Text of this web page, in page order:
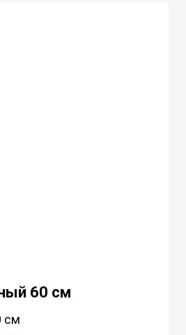
60 см
см